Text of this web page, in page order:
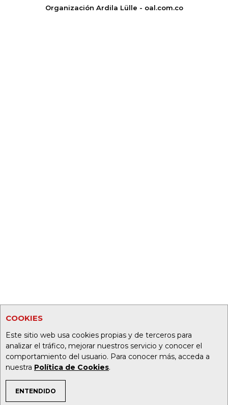
COOKIES
Este sitio web usa cookies propias y de terceros para
analizar el tráfico, mejorar nuestros servicio y conocer el
comportamiento del usuario. Para conocer más, acceda a
nuestra Política de Cookies.
ENTENDIDO
TEMAS DE INTERÉS
Organización Ardila Lülle - oal.com.co